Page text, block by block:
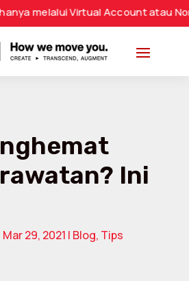
Virtual Account atau Nomor
Ini
Mar 29, 2021 | Blog, Tips